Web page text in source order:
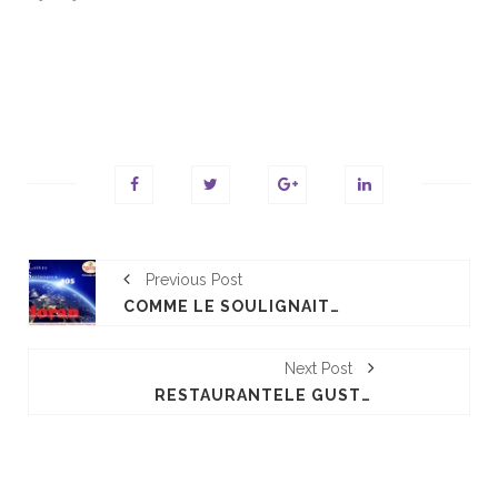
Previous Post
COMME LE SOULIGNAIT JÉRÔME BOCUSE, AVANT L’ÉDITION 2021, CE SIRHA SERA HISTORIQUE.
Next Post
RESTAURANTELE GUSTULUI